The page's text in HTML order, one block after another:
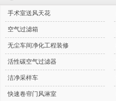
手术室送风天花
空气过滤箱
无尘车间净化工程装修
活性碳空气过滤器
洁净采样车
快速卷帘门风淋室